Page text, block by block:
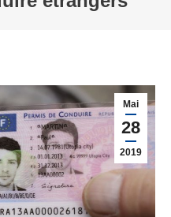
Mai
28
2019